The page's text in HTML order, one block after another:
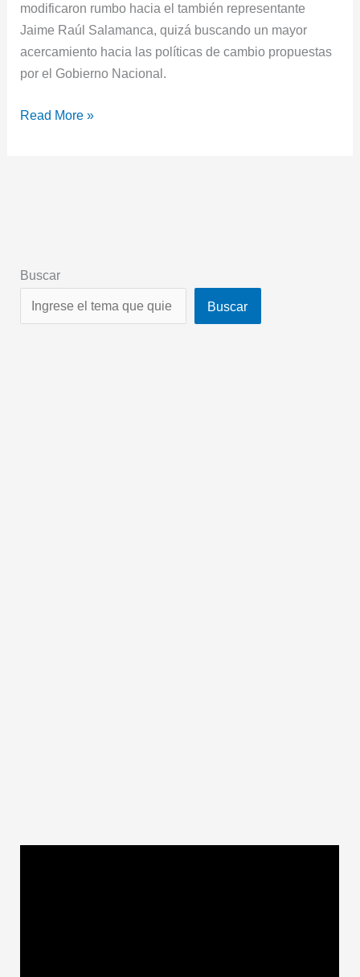
modificaron rumbo hacia el también representante
Jaime Raúl Salamanca, quizá buscando un mayor
acercamiento hacia las políticas de cambio propuestas
por el Gobierno Nacional.
Read More »
Buscar
Buscar